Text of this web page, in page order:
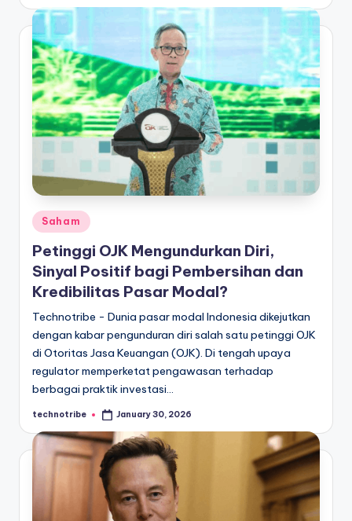
Posted
in
Saham
Petinggi OJK Mengundurkan Diri,
Sinyal Positif bagi Pembersihan dan
Kredibilitas Pasar Modal?
Technotribe - Dunia pasar modal Indonesia dikejutkan
dengan kabar pengunduran diri salah satu petinggi OJK
di Otoritas Jasa Keuangan (OJK). Di tengah upaya
regulator memperketat pengawasan terhadap
berbagai praktik investasi…
Posted
technotribe January 30, 2026